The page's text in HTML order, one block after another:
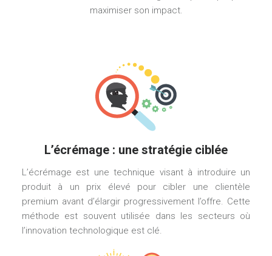
maximiser son impact.
L’écrémage : une stratégie ciblée
L’écrémage est une technique visant à introduire un
produit à un prix élevé pour cibler une clientèle
premium avant d’élargir progressivement l’offre. Cette
méthode est souvent utilisée dans les secteurs où
l’innovation technologique est clé.